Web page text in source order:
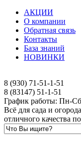
АКЦИИ
О компании
Обратная связь
Контакты
База знаний
НОВИНКИ
8 (930) 71-51-1-51
8 (83147) 51-1-51
График работы: Пн-
Всё для сада и огорода
отличного качества